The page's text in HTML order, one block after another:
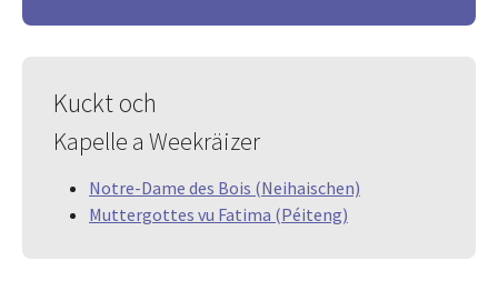
Kuckt och
Kapelle a Weekräizer
Notre-Dame des Bois (Neihaischen)
Muttergottes vu Fatima (Péiteng)